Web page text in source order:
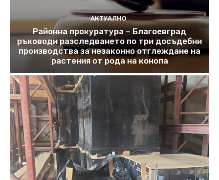
АКТУАЛНО
Районна прокуратура – Благоевград
ръководи разследването по три досъдебни
производства за незаконно отглеждане на
растения от рода на конопа